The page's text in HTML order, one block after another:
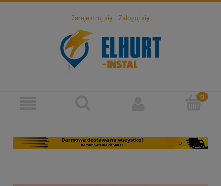
Zarejestruj się Zaloguj się